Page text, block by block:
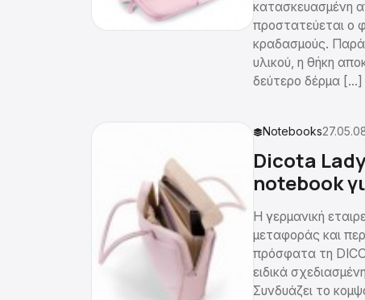
κατασκευασμένη
προστατεύεται ο
κραδασμούς.
υλικού, η θήκη
δεύτερο δέρμα […]
Notebooks
Dicota
notebook
Η γερμανική
μεταφοράς και
πρόσφατα τη
ειδικά
Συνδυάζει το